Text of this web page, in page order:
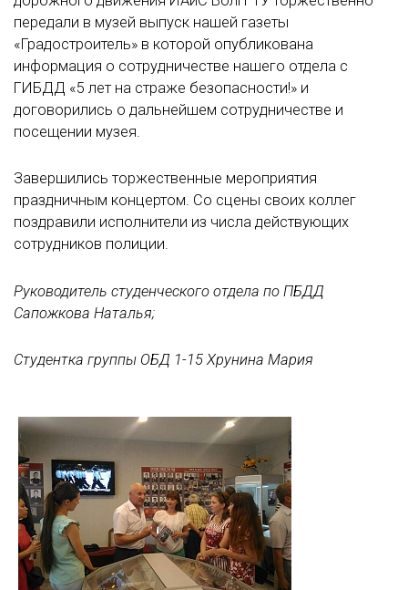
передали в музей выпуск нашей газеты
«Градостроитель» в которой опубликована
информация о сотрудничестве нашего отдела с
ГИБДД «5 лет на страже безопасности!» и
договорились о дальнейшем сотрудничестве и
посещении музея.
Завершились торжественные мероприятия
праздничным концертом. Со сцены своих коллег
поздравили исполнители из числа действующих
сотрудников полиции.
Руководитель студенческого отдела по ПБДД
Сапожкова Наталья;
Студентка группы ОБД 1-15 Хрунина Мария